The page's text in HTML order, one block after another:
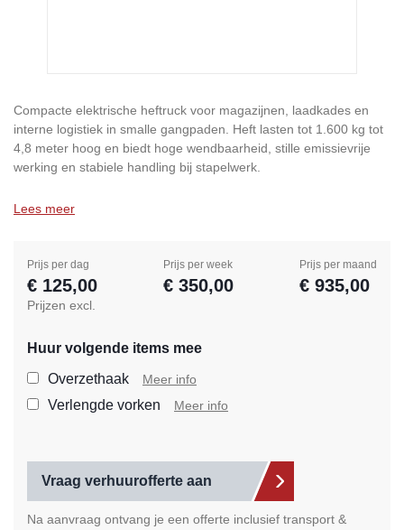
Compacte elektrische heftruck voor magazijnen, laadkades en
interne logistiek in smalle gangpaden. Heft lasten tot 1.600 kg tot
4,8 meter hoog en biedt hoge wendbaarheid, stille emissievrije
werking en stabiele handling bij stapelwerk.
Lees meer
Prijs per dag
€ 125,00
Prijs per week
€ 350,00
Prijs per maand
€ 935,00
Prijzen excl.
Huur volgende items mee
Overzethaak Meer info
Verlengde vorken Meer info
Vraag verhuurofferte aan
Na aanvraag ontvang je een offerte inclusief transport &